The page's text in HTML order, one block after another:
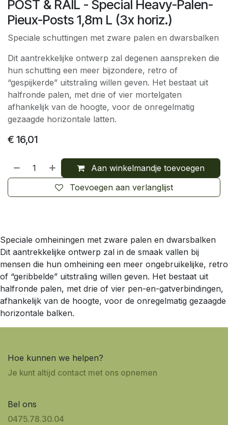
POST & RAIL - Special Heavy-Palen-
Pieux-Posts 1,8m L (3x horiz.)
Speciale schuttingen met zware palen en dwarsbalken
Dit aantrekkelijke ontwerp zal degenen aanspreken die
hun schutting een meer bijzondere, retro of
“gespijkerde” uitstraling willen geven. Het bestaat uit
halfronde palen, met drie of vier mortelgaten
afhankelijk van de hoogte, voor de onregelmatig
gezaagde horizontale latten.
€ 16,01
Aan winkelmandje toevoegen
Toevoegen aan verlanglijst
Speciale omheiningen met zware palen en dwarsbalken
Dit aantrekkelijke ontwerp zal in de smaak vallen bij
mensen die hun omheining een meer ongebruikelijke, retro
of “geribbelde” uitstraling willen geven. Het bestaat uit
halfronde palen, met drie of vier pen-en-gatverbindingen,
afhankelijk van de hoogte, voor de onregelmatig gezaagde
horizontale balken.
Hoe kunnen we helpen?
Je kunt altijd contact met ons opnemen
Bel ons
0475.7​8.30.04